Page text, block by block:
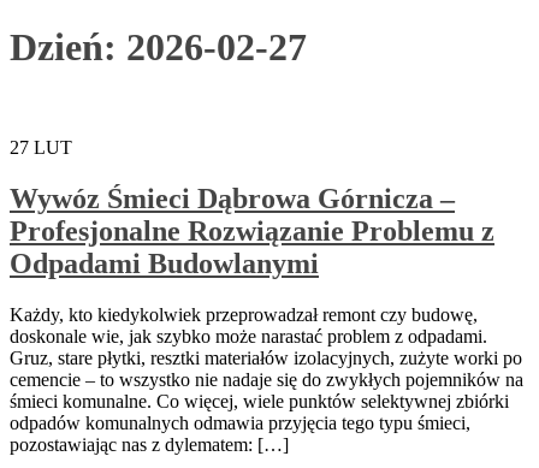
Dzień: 2026-02-27
27 LUT
Wywóz Śmieci Dąbrowa Górnicza –
Profesjonalne Rozwiązanie Problemu z
Odpadami Budowlanymi
Każdy, kto kiedykolwiek przeprowadzał remont czy budowę,
doskonale wie, jak szybko może narastać problem z odpadami.
Gruz, stare płytki, resztki materiałów izolacyjnych, zużyte worki po
cemencie – to wszystko nie nadaje się do zwykłych pojemników na
śmieci komunalne. Co więcej, wiele punktów selektywnej zbiórki
odpadów komunalnych odmawia przyjęcia tego typu śmieci,
pozostawiając nas z dylematem: […]